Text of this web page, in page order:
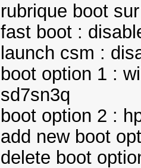
rubrique boot
fast boot :
launch csm :
boot option 1 :
sd7sn3q
boot option 2 :
add new boot
delete boot